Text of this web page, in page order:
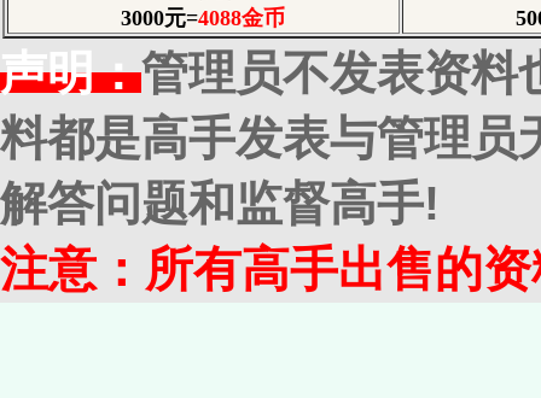
3000元=4088金币
声明：管理员不发表资料
料都是高手发表与管理员
解答问题和监督高手!
注意：所有高手出售的